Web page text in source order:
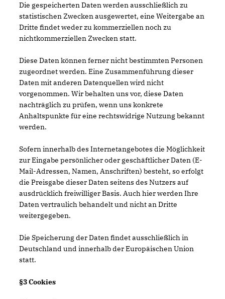
Die gespeicherten Daten werden ausschließlich zu
statistischen Zwecken ausgewertet, eine Weitergabe an
Dritte findet weder zu kommerziellen noch zu
nichtkommerziellen Zwecken statt.
Diese Daten können ferner nicht bestimmten Personen
zugeordnet werden. Eine Zusammenführung dieser
Daten mit anderen Datenquellen wird nicht
vorgenommen. Wir behalten uns vor, diese Daten
nachträglich zu prüfen, wenn uns konkrete
Anhaltspunkte für eine rechtswidrige Nutzung bekannt
werden.
Sofern innerhalb des Internetangebotes die Möglichkeit
zur Eingabe persönlicher oder geschäftlicher Daten (E-
Mail-Adressen, Namen, Anschriften) besteht, so erfolgt
die Preisgabe dieser Daten seitens des Nutzers auf
ausdrücklich freiwilliger Basis. Auch hier werden Ihre
Daten vertraulich behandelt und nicht an Dritte
weitergegeben.
Die Speicherung der Daten findet ausschließlich in
Deutschland und innerhalb der Europäischen Union
statt.
§3 Cookies